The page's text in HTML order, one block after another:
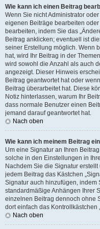
Wie kann ich einen Beitrag
Wenn Sie nicht Administrator
eigenen Beiträge bearbeiten
bearbeiten, indem Sie das
Beitrag anklicken; eventuell ist
seiner Erstellung möglich. Wenn
hat, wird Ihr Beitrag in der
wird sowohl die Anzahl als auch
angezeigt. Dieser Hinweis
Beitrag geantwortet hat oder
Beitrag überarbeitet hat. Diese
Notiz hinterlassen, warum Ihr
dass normale Benutzer einen
jemand darauf geantwortet hat.
Nach oben
Wie kann ich meinem Beitrag
Um eine Signatur an Ihren
solche in den Einstellungen in
Nachdem Sie die Signatur
jedem Beitrag das Kästchen
Signatur auch hinzufügen, indem
standardmäßige Anhängen Ihrer
einzelnen Beitrag dennoch ohne
dort einfach das Kontrollkästchen
Nach oben